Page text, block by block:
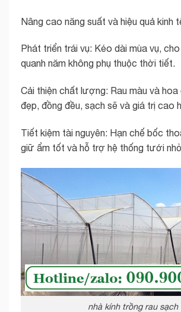
Nâng cao năng suất và hiệu quả kinh
Phát triển trái vụ: Kéo dài mùa vụ,
quanh năm không phụ thuộc thời tiết.
Cải thiện chất lượng: Rau màu và hoa
đẹp, đồng đều, sạch sẽ và giá trị cao
Tiết kiệm tài nguyên: Hạn chế bốc
giữ ẩm tốt và hỗ trợ hệ thống tưới
nhà kính trồng rau sạch